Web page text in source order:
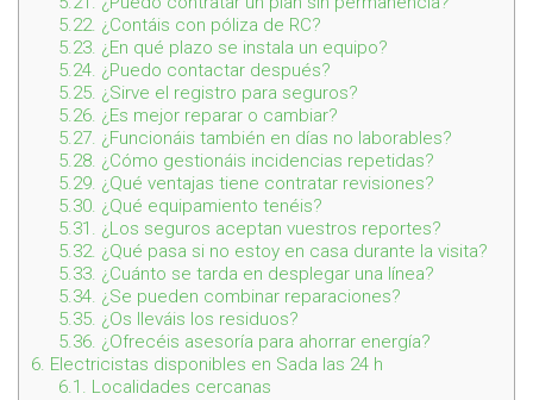
5.22. ¿Contáis con póliza de RC?
5.23. ¿En qué plazo se instala un equipo?
5.24. ¿Puedo contactar después?
5.25. ¿Sirve el registro para seguros?
5.26. ¿Es mejor reparar o cambiar?
5.27. ¿Funcionáis también en días no laborables?
5.28. ¿Cómo gestionáis incidencias repetidas?
5.29. ¿Qué ventajas tiene contratar revisiones?
5.30. ¿Qué equipamiento tenéis?
5.31. ¿Los seguros aceptan vuestros reportes?
5.32. ¿Qué pasa si no estoy en casa durante la visita?
5.33. ¿Cuánto se tarda en desplegar una línea?
5.34. ¿Se pueden combinar reparaciones?
5.35. ¿Os lleváis los residuos?
5.36. ¿Ofrecéis asesoría para ahorrar energía?
6. Electricistas disponibles en Sada las 24 h
6.1. Localidades cercanas